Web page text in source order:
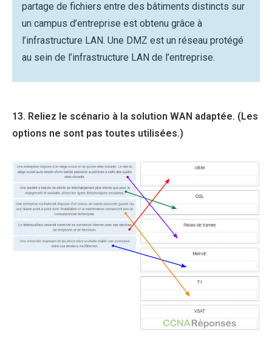
partage de fichiers entre des bâtiments distincts sur
un campus d’entreprise est obtenu grâce à
l’infrastructure LAN. Une DMZ est un réseau protégé
au sein de l’infrastructure LAN de l’entreprise.
13. Reliez le scénario à la solution WAN adaptée. (Les
options ne sont pas toutes utilisées.)